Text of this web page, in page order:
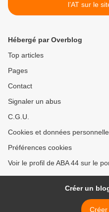
l’AT sur le
Hébergé par Overblog
Top articles
Pages
Contact
Signaler un abus
C.G.U.
Cookies et données
Préférences cookies
Voir le profil de ABA 44 sur le
Créer un
Créer